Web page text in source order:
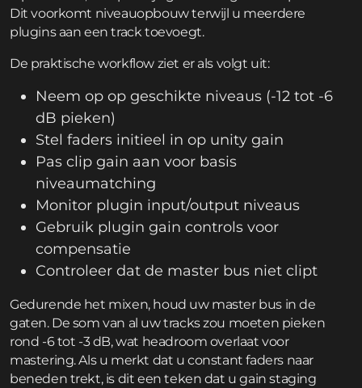
Dit voorkomt niveauopbouw terwijl u meerdere
plugins aan een track toevoegt.
De praktische workflow ziet er als volgt uit:
Neem op op geschikte niveaus (-12 tot -6
dB pieken)
Stel faders initieel in op unity gain
Pas clip gain aan voor basis
niveaumatching
Monitor plugin input/output niveaus
Gebruik plugin gain controls voor
compensatie
Controleer dat de master bus niet clipt
Gedurende het mixen, houd uw master bus in de
gaten. De som van al uw tracks zou moeten pieken
rond -6 tot -3 dB, wat headroom overlaat voor
mastering. Als u merkt dat u constant faders naar
beneden trekt, is dit een teken dat u gain staging